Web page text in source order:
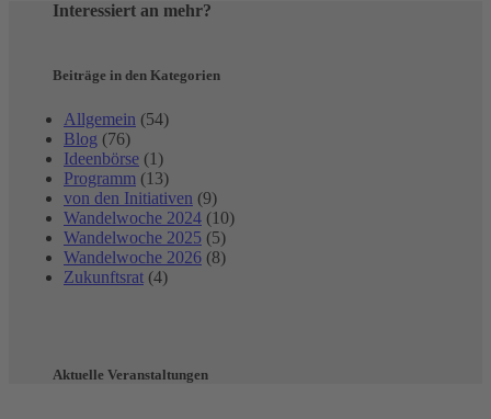
Interessiert an mehr?
Beiträge in den Kategorien
Allgemein (54)
Blog (76)
Ideenbörse (1)
Programm (13)
von den Initiativen (9)
Wandelwoche 2024 (10)
Wandelwoche 2025 (5)
Wandelwoche 2026 (8)
Zukunftsrat (4)
Aktuelle Veranstaltungen